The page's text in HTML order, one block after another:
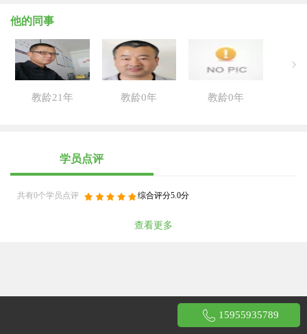
他的同事
教龄21年 教龄0年 教龄0年
学员点评
共有0个学员点评 综合评分5.0分
查看更多
15955935789